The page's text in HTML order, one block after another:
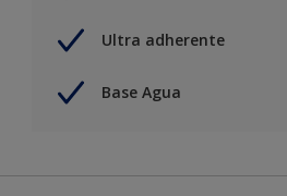
Ultra adherente
Base Agua